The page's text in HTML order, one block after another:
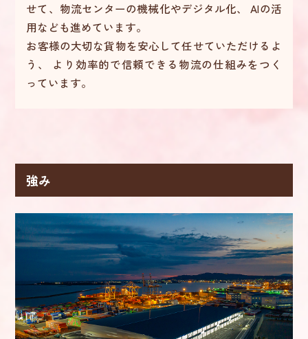
せて、物流センターの機械化やデジタル化、
AIの活
用なども進めています。
お客様の大切な貨物を安心して任せていただけるよ
う、
より効率的で信頼できる物流の仕組みをつく
っています。
強み